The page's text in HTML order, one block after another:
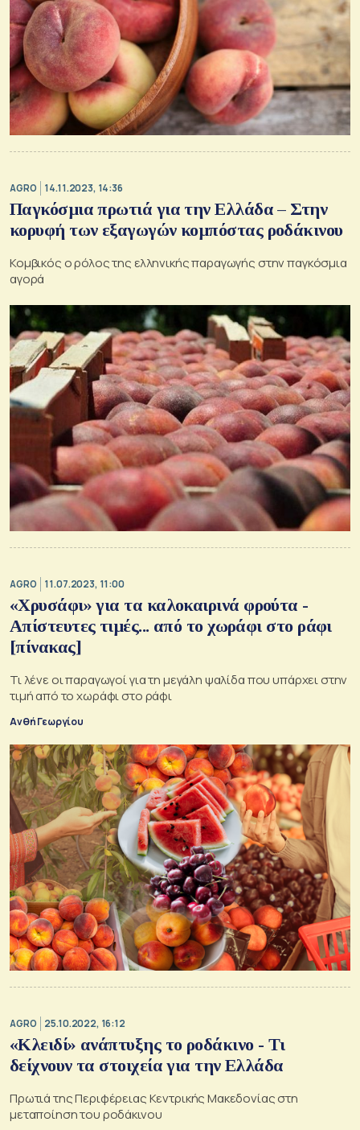
AGRO 14.11.2023, 14:36
Παγκόσμια πρωτιά για την Ελλάδα – Στην
κορυφή των εξαγωγών κομπόστας ροδάκινου
Κομβικός ο ρόλος της ελληνικής παραγωγής στην παγκόσμια
αγορά
AGRO 11.07.2023, 11:00
«Χρυσάφι» για τα καλοκαιρινά φρούτα -
Απίστευτες τιμές... από το χωράφι στο ράφι
[πίνακας]
Τι λένε οι παραγωγοί για τη μεγάλη ψαλίδα που υπάρχει στην
τιμή από το χωράφι στο ράφι
Ανθή Γεωργίου
AGRO 25.10.2022, 16:12
«Κλειδί» ανάπτυξης το ροδάκινο - Τι
δείχνουν τα στοιχεία για την Ελλάδα
Πρωτιά της Περιφέρειας Κεντρικής Μακεδονίας στη
μεταποίηση του ροδάκινου